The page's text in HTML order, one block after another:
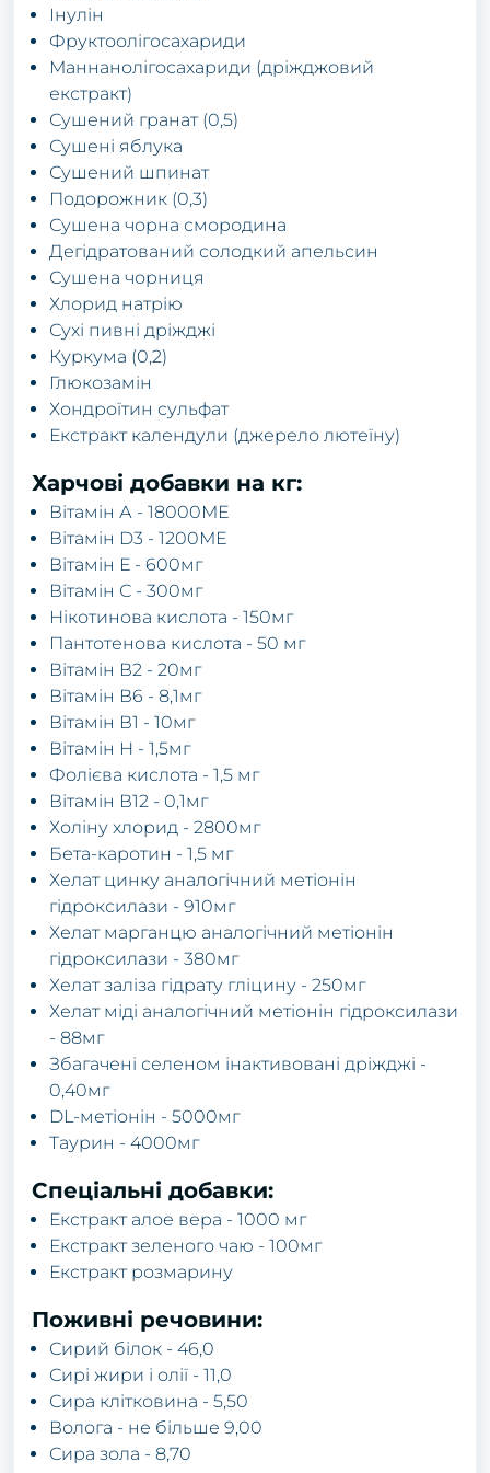
Інулін
Фруктоолігосахариди
Маннанолігосахариди (дріжджовий
екстракт)
Сушений гранат (0,5)
Сушені яблука
Сушений шпинат
Подорожник (0,3)
Сушена чорна смородина
Дегідратований солодкий апельсин
Сушена чорниця
Хлорид натрію
Сухі пивні дріжджі
Куркума (0,2)
Глюкозамін
Хондроїтин сульфат
Екстракт календули (джерело лютеїну)
Харчові добавки на кг:
Вітамін А - 18000МЕ
Вітамін D3 - 1200МЕ
Вітамін Е - 600мг
Вітамін С - 300мг
Нікотинова кислота - 150мг
Пантотенова кислота - 50 мг
Вітамін В2 - 20мг
Вітамін В6 - 8,1мг
Вітамін В1 - 10мг
Вітамін Н - 1,5мг
Фолієва кислота - 1,5 мг
Вітамін В12 - 0,1мг
Холіну хлорид - 2800мг
Бета-каротин - 1,5 мг
Хелат цинку аналогічний метіонін
гідроксилази - 910мг
Хелат марганцю аналогічний метіонін
гідроксилази - 380мг
Хелат заліза гідрату гліцину - 250мг
Хелат міді аналогічний метіонін гідроксилази
- 88мг
Збагачені селеном інактивовані дріжджі -
0,40мг
DL-метіонін - 5000мг
Таурин - 4000мг
Спеціальні добавки:
Екстракт алое вера - 1000 мг
Екстракт зеленого чаю - 100мг
Екстракт розмарину
Поживні речовини:
Сирий білок - 46,0
Сирі жири і олії - 11,0
Сира клітковина - 5,50
Волога - не більше 9,00
Сира зола - 8,70